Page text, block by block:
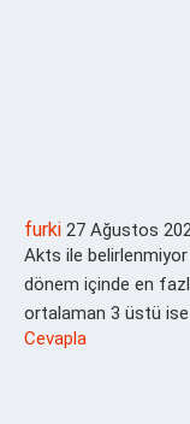
furki 27 Ağustos
Akts ile belirlenmiyor
dönem içinde en
ortalaman 3 üstü ise
Cevapla